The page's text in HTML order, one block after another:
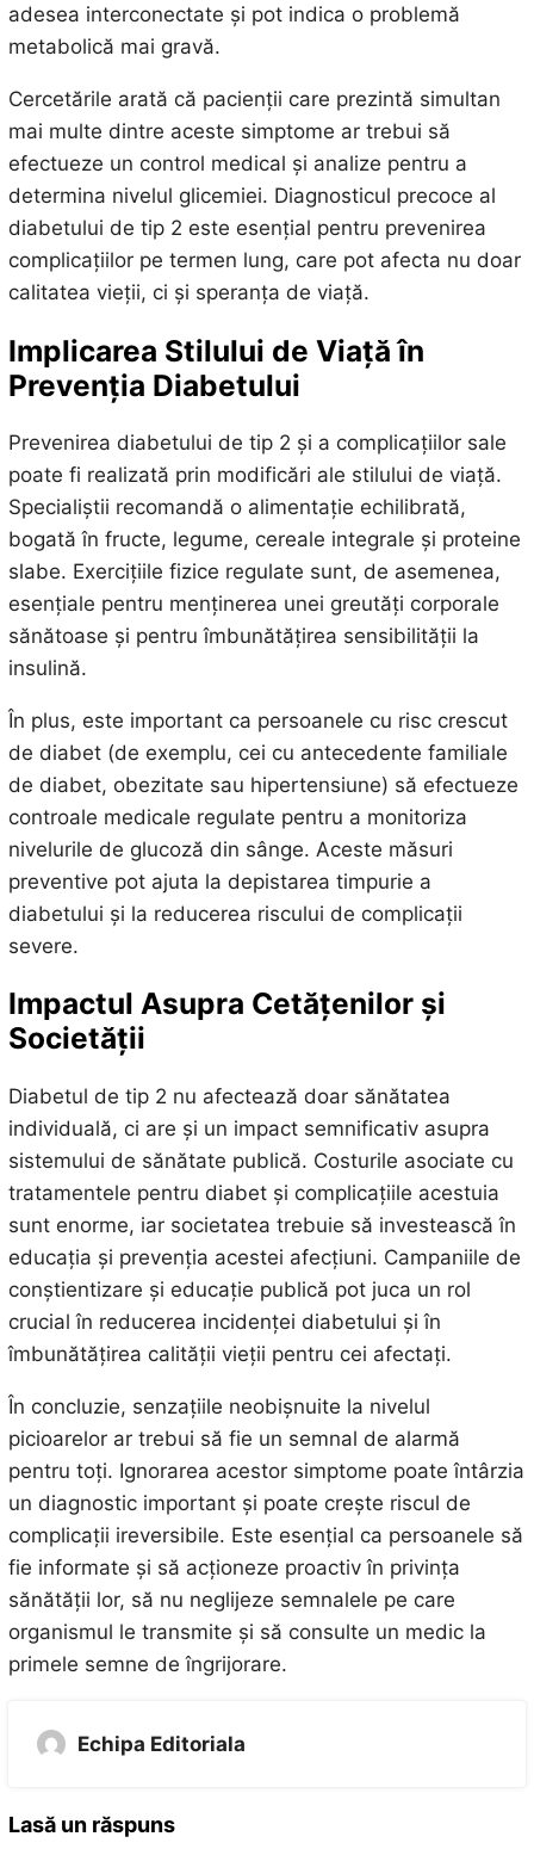
adesea interconectate și pot indica o problemă
metabolică mai gravă.
Cercetările arată că pacienții care prezintă simultan
mai multe dintre aceste simptome ar trebui să
efectueze un control medical și analize pentru a
determina nivelul glicemiei. Diagnosticul precoce al
diabetului de tip 2 este esențial pentru prevenirea
complicațiilor pe termen lung, care pot afecta nu doar
calitatea vieții, ci și speranța de viață.
Implicarea Stilului de Viață în
Prevenția Diabetului
Prevenirea diabetului de tip 2 și a complicațiilor sale
poate fi realizată prin modificări ale stilului de viață.
Specialiștii recomandă o alimentație echilibrată,
bogată în fructe, legume, cereale integrale și proteine
slabe. Exercițiile fizice regulate sunt, de asemenea,
esențiale pentru menținerea unei greutăți corporale
sănătoase și pentru îmbunătățirea sensibilității la
insulină.
În plus, este important ca persoanele cu risc crescut
de diabet (de exemplu, cei cu antecedente familiale
de diabet, obezitate sau hipertensiune) să efectueze
controale medicale regulate pentru a monitoriza
nivelurile de glucoză din sânge. Aceste măsuri
preventive pot ajuta la depistarea timpurie a
diabetului și la reducerea riscului de complicații
severe.
Impactul Asupra Cetățenilor și
Societății
Diabetul de tip 2 nu afectează doar sănătatea
individuală, ci are și un impact semnificativ asupra
sistemului de sănătate publică. Costurile asociate cu
tratamentele pentru diabet și complicațiile acestuia
sunt enorme, iar societatea trebuie să investească în
educația și prevenția acestei afecțiuni. Campaniile de
conștientizare și educație publică pot juca un rol
crucial în reducerea incidenței diabetului și în
îmbunătățirea calității vieții pentru cei afectați.
În concluzie, senzațiile neobișnuite la nivelul
picioarelor ar trebui să fie un semnal de alarmă
pentru toți. Ignorarea acestor simptome poate întârzia
un diagnostic important și poate crește riscul de
complicații ireversibile. Este esențial ca persoanele să
fie informate și să acționeze proactiv în privința
sănătății lor, să nu neglijeze semnalele pe care
organismul le transmite și să consulte un medic la
primele semne de îngrijorare.
Echipa Editoriala
Lasă un răspuns